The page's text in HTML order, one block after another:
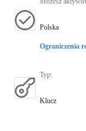
Polska
Ograniczenia
Typ:
Klucz